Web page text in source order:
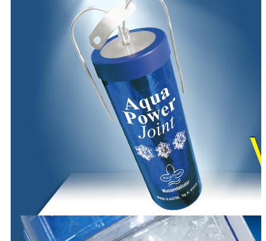
Vertikalni ketridž za
bokal
Vertikalni uložak za bokal za vodu zahvaljujući aktivnom uglju pročišćava
kako organska jedinjenja tako i većinu teških metala.
Uklanja neprijatne mirise i ukuse izazvane organskim jedinjenjima kao i
miris i ukus hlora.
Jedan uložak filtrira oko 170 litara vode. Ekonomičan je i povoljan. Odlično
rešenje za uvek svežu vodu na dohvat ruke.
Odobrenje za prodaju filtera kao i njihovu zdravstvenu ispravnost izdalo je
Ministarstvo Zdravlja Republike Srbije po rešenju Broj: 1/0-03 UP 15503/4-